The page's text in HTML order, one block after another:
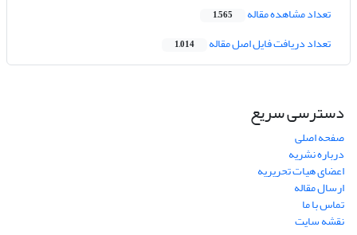
تعداد مشاهده مقاله 1,565
تعداد دریافت فایل اصل مقاله 1,014
دسترسی سریع
صفحه اصلی
درباره نشریه
اعضای هیات تحریریه
ارسال مقاله
تماس با ما
نقشه سایت